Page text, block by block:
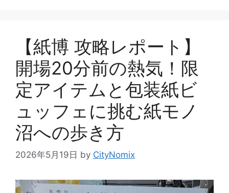
【紙博 攻略レポート】
開場20分前の熱気！限
定アイテムと包装紙ビ
ュッフェに挑む紙モノ
沼への歩き方
2026年5月19日 by CityNomix